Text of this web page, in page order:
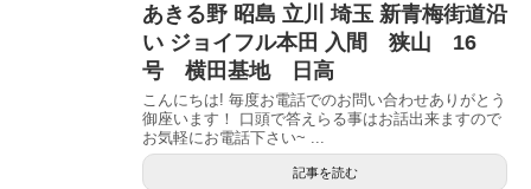
あきる野 昭島 立川 埼玉 新青梅街道沿
い ジョイフル本田 入間 狭山 16
号 横田基地 日高
こんにちは! 毎度お電話でのお問い合わせありがとう
御座います！ 口頭で答えらる事はお話出来ますので
お気軽にお電話下さい~ ...
記事を読む